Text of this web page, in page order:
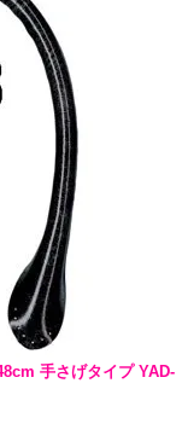
手さげタイプ YAD-